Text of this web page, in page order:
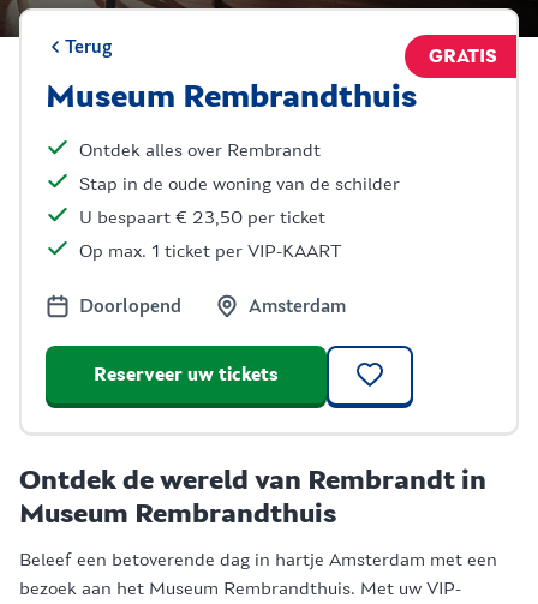
Terug
Museum Rembrandthuis
GRATIS
Ontdek alles over Rembrandt
Stap in de oude woning van de schilder
U bespaart € 23,50 per ticket
Op max. 1 ticket per VIP-KAART
Doorlopend Amsterdam
Reserveer uw tickets
Ontdek de wereld van Rembrandt in
Museum Rembrandthuis
Beleef een betoverende dag in hartje Amsterdam met een
bezoek aan het Museum Rembrandthuis. Met uw VIP-